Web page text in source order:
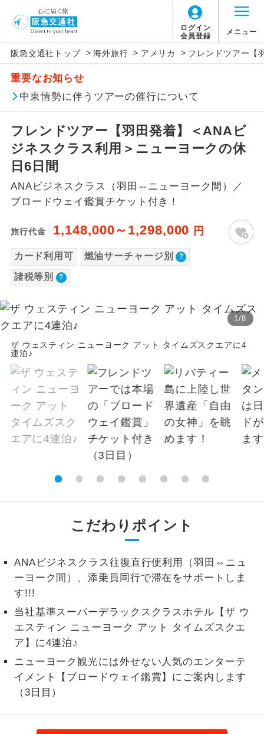
ログイン
会員登録
メニュー
阪急交通社トップ > 海外旅行 > アメリカ > フレンドツアー【
重要なお知らせ
中東情勢に伴うツアーの催行について
フレンドツアー【羽田発着】＜ANAビ
ジネスクラス利用＞ニューヨークの休
日6日間
ANAビジネスクラス（羽田⇔ニューヨーク間）／
ブロードウェイ鑑賞チケット付き！
旅行代金 1,148,000～1,298,000 円
カード利用可 燃油サーチャージ別
諸税等別
1/8
ザ ウェスティン ニューヨーク アット タイムズスクエアに4
連泊♪
こだわりポイント
ANAビジネスクラス往復直行便利用（羽田⇔ニュ
ーヨーク間）、添乗員同行で滞在をサポートしま
す!!!
当社基準スーパーデラックスクラスホテル【ザ ウ
エスティン ニューヨーク アット タイムズスクエ
ア】に4連泊♪
ニューヨーク観光には外せない人気のエンターテ
イメント【ブロードウェイ鑑賞】にご案内します
（3日目）
旅行代金に燃油サーチャージは含まれており
ません。別途お支払いが必要となります。
目安：130,000円（2026/06/30現在）
※上記の燃油サーチャージは変更になる場合
があります。
旅行代金に、以下の料金は含まれておりませ
ん。別途お支払が必要となります。
【日本国内空港施設使用料】
羽田空港
2026/8/7〜2026/10/5 大人（12歳以上）
2,950円、子供（2歳以上12歳未満）1,470円
2026/10/6〜2027/6/4 大人（12歳以上）
2,950円、子供（2歳以上12歳未満）1,470円
（2歳以上12歳未満）1,470円
【海外空港諸税等】
旅行代金に各国空港の旅客サービス施設使用
支払いが必要となります。
大人（12歳以上）12,150円、子供（2歳以上
12歳未満）12,150円、幼児11,420円
※手配の都合により変更になる場合がありま
す。
【その他諸税追加】
航空保険特別料金
大人（12歳以上）1,560円、子供（2歳以上12
歳未満）1,560円、幼児 1,560円
このツアーは以下の出発地から追加代金でご参
加いただけます。
※リクエスト受付の場合、ご手配の可否は後日回答さ
せていただきます。
追加代金にて各地発着ありとは
なく、各地より下記追加代金にて飛行機や
ご同行者様が異なる発着地をご希望の場合
は、当社予約センターまで連絡ください。
アイコン 説明
添乗員同行
往路出発空港（駅）から復路到着空港
（駅）まで同行します。
現地係員同行
現地到着後、現地係員が同行しお世話い
たします。
バスガイド乗
があります。
世界遺産
ユネスコに登録されている文化遺産や自
然遺産を訪ねるコースです。
温泉
露天風呂
ご宿泊ホテルに露天風呂が付いていま
大浴場
全食事付き
全てのお食事が付いていますので、お食
事の心配はいりません。（機内食を除
く）
お部屋食
お部屋にてゆっくりとお召し上がりいた
だけます。
をじっくり聞くことができます。
す。
す。
おひとり様参
加限定
1名様1室同代
金
1名様1室利用でも追加料金がかからない
ご夫婦限定
ご夫婦限定でご参加いただけるコースで
す。